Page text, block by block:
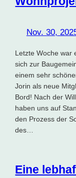
Nov. 30,
Letzte Woche war
sich zur
einem sehr
Jorin als neue
Bord! Nach der
haben uns auf
den Prozess der
des…
Eine